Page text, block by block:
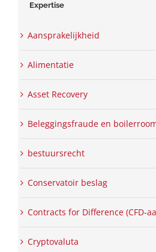
Expertise
Aansprakelijkheid
Alimentatie
Asset Recovery
Beleggingsfraude en
bestuursrecht
Conservatoir beslag
Contracts for Difference (CFD-
Cryptovaluta